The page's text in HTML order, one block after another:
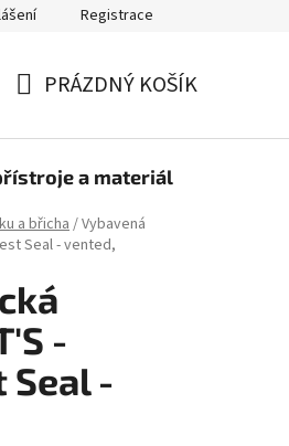
Registrace
KOŠÍK
PRÁZDNÝ KOŠÍK
a materiál
a břicha/Vybavená
Seal - vented,
-
Seal -